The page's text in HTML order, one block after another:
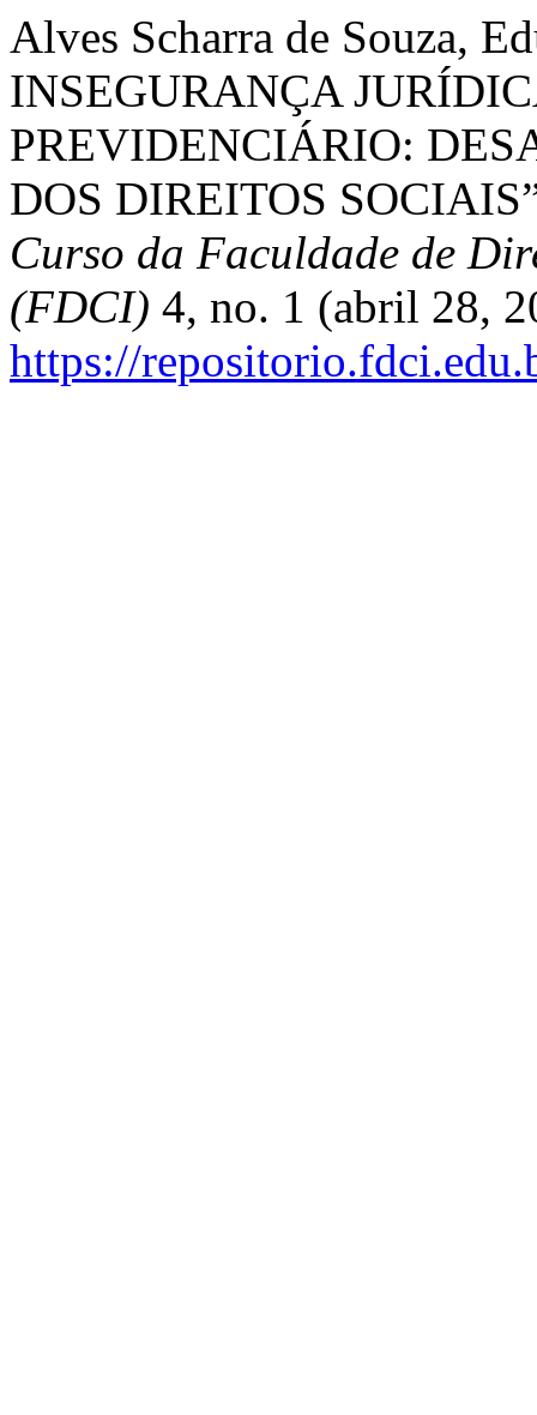
Alves Scharra de Souza,
INSEGURANÇA
PREVIDENCIÁRIO:
DOS DIREITOS
Curso da Faculdade de
(FDCI) 4, no. 1 (abril 28,
https://